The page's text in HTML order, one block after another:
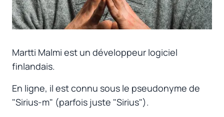
Martti Malmi est un développeur logiciel
finlandais.
En ligne, il est connu sous le pseudonyme de
"Sirius-m" (parfois juste "Sirius").